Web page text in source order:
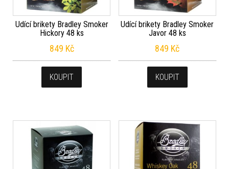
Udící brikety Bradley Smoker
Hickory 48 ks
849 Kč
KOUPIT
Udící brikety Bradley Smoker
Javor 48 ks
849 Kč
KOUPIT